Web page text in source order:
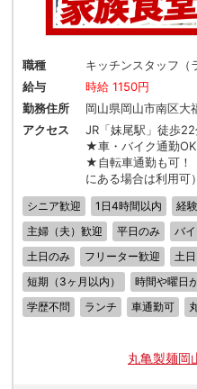
職種
キッチンスタッフ（
給与
時給 1150円
勤務住所
岡山県岡山市南区大
アクセス
JR「妹尾駅」徒歩
★車・バイク通勤OK
★自転車通勤も可！
にある場合は利用可）
シニア歓迎 1日4時間以内 経
主婦（夫）歓迎
平日のみ バ
土日のみ
フリーター歓迎 土
短期（3ヶ月以内）
時間や曜日
学歴不問
ランチ 車通勤可
丸亀製麺岡